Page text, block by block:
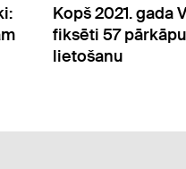
Avoti: Notikusi
Krievijas
izbeigšanu